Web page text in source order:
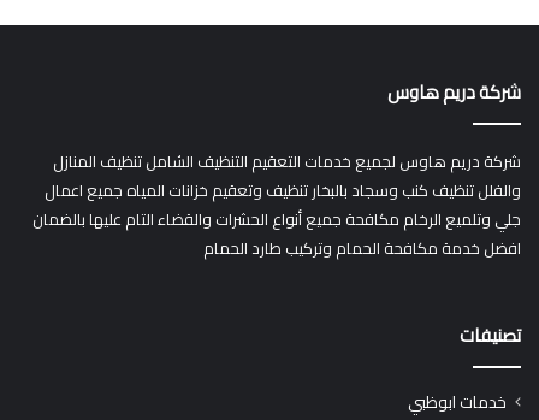
شركة دريم هاوس
شركة دريم هاوس لجميع خدمات التعقيم التنظيف الشامل تنظيف المنازل
والفلل تنظيف كنب وسجاد بالبخار تنظيف وتعقيم خزانات المياه جميع اعمال
جلي وتلميع الرخام مكافحة جميع أنواع الحشرات والقضاء التام عليها بالضمان
افضل خدمة مكافحة الحمام وتركيب طارد الحمام
تصنيفات
خدمات ابوظبي